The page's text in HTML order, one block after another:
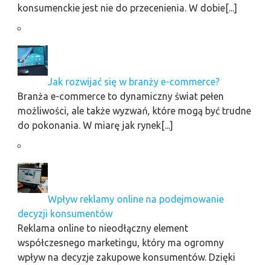
konsumenckie jest nie do przecenienia. W dobie[...]
Jak rozwijać się w branży e-commerce?
Branża e-commerce to dynamiczny świat pełen
możliwości, ale także wyzwań, które mogą być trudne
do pokonania. W miarę jak rynek[...]
Wpływ reklamy online na podejmowanie
decyzji konsumentów
Reklama online to nieodłączny element
współczesnego marketingu, który ma ogromny
wpływ na decyzje zakupowe konsumentów. Dzięki